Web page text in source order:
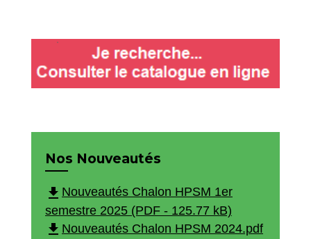
Nos Nouveautés
file_download Nouveautés Chalon HPSM 1er
semestre 2025 (PDF - 125.77 kB)
file_download Nouveautés Chalon HPSM 2024.pdf